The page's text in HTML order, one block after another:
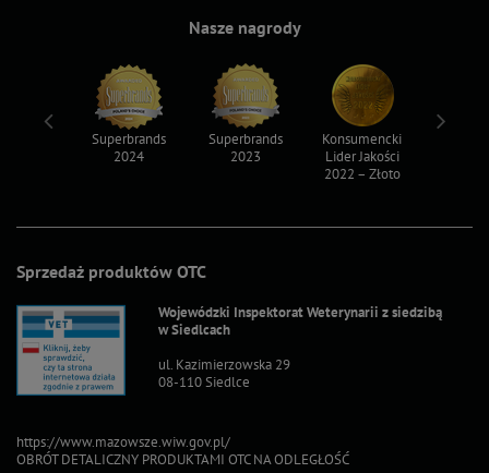
Sprzedaż produktów OTC
Wojewódzki Inspektorat Weterynarii z siedzibą
w Siedlcach
ul. Kazimierzowska 29
08-110 Siedlce
https://www.mazowsze.wiw.gov.pl/
OBRÓT DETALICZNY PRODUKTAMI OTC NA ODLEGŁOŚĆ
Nasze nagrody
Superbrands
2024
Superbrands
2023
Konsumencki
Lider Jakości
2022 – Złoto